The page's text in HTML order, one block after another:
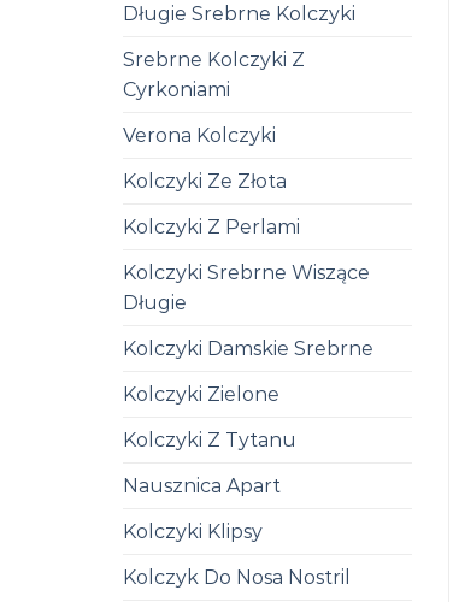
Długie Srebrne Kolczyki
Srebrne Kolczyki Z
Cyrkoniami
Verona Kolczyki
Kolczyki Ze Złota
Kolczyki Z Perlami
Kolczyki Srebrne Wiszące
Długie
Kolczyki Damskie Srebrne
Kolczyki Zielone
Kolczyki Z Tytanu
Nausznica Apart
Kolczyki Klipsy
Kolczyk Do Nosa Nostril